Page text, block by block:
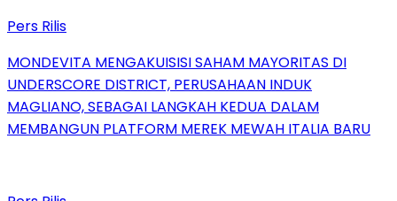
Pers Rilis
MONDEVITA MENGAKUISISI SAHAM MAYORITAS DI
UNDERSCORE DISTRICT, PERUSAHAAN INDUK
MAGLIANO, SEBAGAI LANGKAH KEDUA DALAM
MEMBANGUN PLATFORM MEREK MEWAH ITALIA BARU